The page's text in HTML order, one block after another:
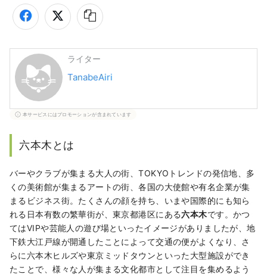
ライター
TanabeAiri
本サービスにはプロモーションが含まれています
六本木とは
バーやクラブが集まる大人の街、TOKYOトレンドの発信地、多
くの美術館が集まるアートの街、各国の大使館や有名企業が集
まるビジネス街。たくさんの顔を持ち、いまや国際的にも知ら
れる日本有数の繁華街が、東京都港区にある六本木です。かつ
てはVIPや芸能人の遊び場といったイメージがありましたが、地
下鉄大江戸線が開通したことによって交通の便がよくなり、さ
らに六本木ヒルズや東京ミッドタウンといった大型施設ができ
たことで、様々な人が集まる文化都市として注目を集めるよう